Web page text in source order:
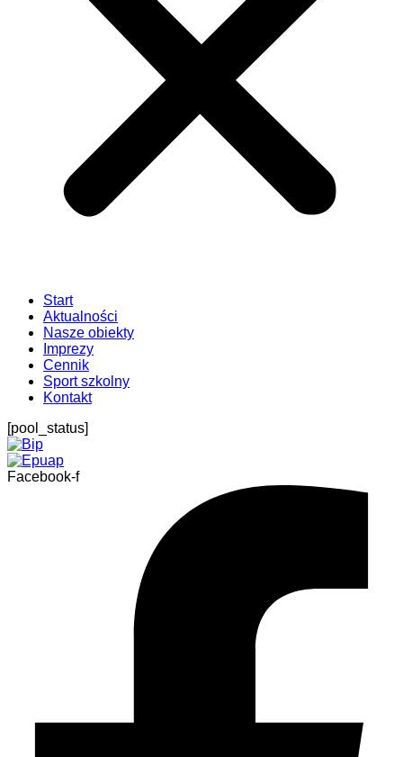
Start
Aktualności
Nasze obiekty
Imprezy
Cennik
Sport szkolny
Kontakt
[pool_status]
Facebook-f